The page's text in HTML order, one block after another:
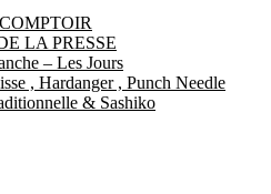
LA PRESSE
– Les Jours
, Hardanger , Punch Needle
& Sashiko